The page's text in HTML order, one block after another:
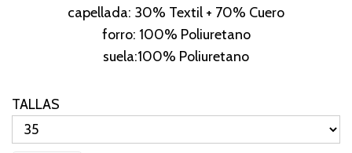
capellada: 30% Textil + 70% Cuero
forro: 100% Poliuretano
suela:100% Poliuretano
TALLAS